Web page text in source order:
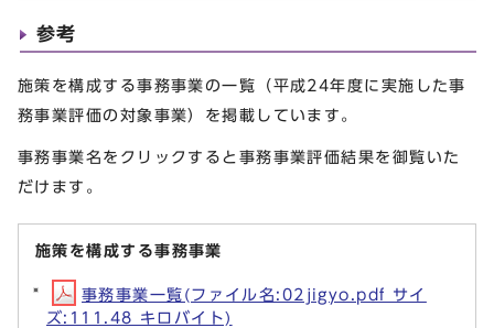
参考
施策を構成する事務事業の一覧（平成24年度に実施した事
務事業評価の対象事業）を掲載しています。
事務事業名をクリックすると事務事業評価結果を御覧いた
だけます。
施策を構成する事務事業
事務事業一覧(ファイル名:02jigyo.pdf サイ
ズ:111.48 キロバイト)